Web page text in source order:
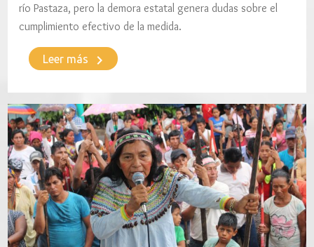
río Pastaza, pero la demora estatal genera dudas sobre el
cumplimiento efectivo de la medida.
Leer más keyboard_arrow_right